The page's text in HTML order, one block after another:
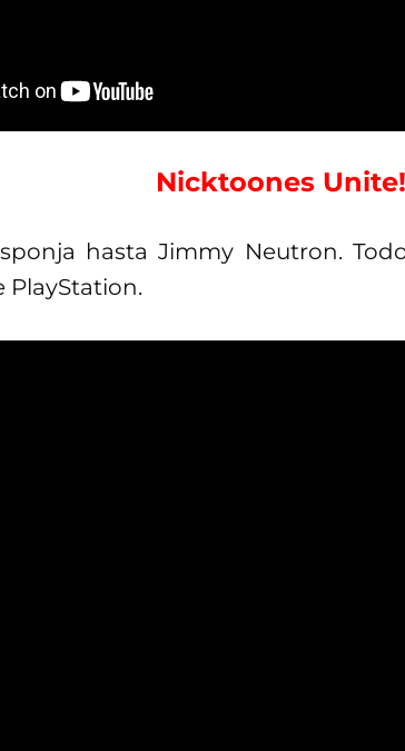
Nicktoones Unite!
hasta Jimmy Neutron.
PlayStation.